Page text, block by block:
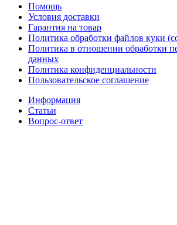
Помощь
Условия доставки
Гарантия на товар
Политика обработки файлов куки
Политика в отношении обработки
данных
Политика конфиденциальности
Пользовательское соглашение
Информация
Статьи
Вопрос-ответ